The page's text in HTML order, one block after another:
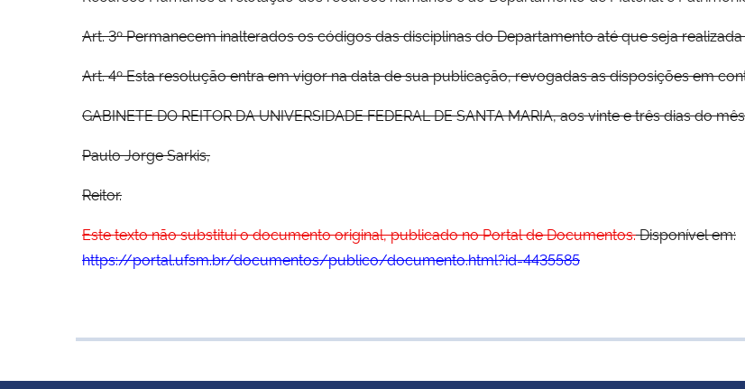
Art. 3º Permanecem inalterados os códigos das disciplinas do Departamento até que seja
Art. 4º Esta resolução entra em vigor na data de sua publicação, revogadas as disposições em
GABINETE DO REITOR DA UNIVERSIDADE FEDERAL DE SANTA MARIA, aos vinte e três dias do
Paulo Jorge Sarkis,
Reitor.
Este texto não substitui o documento original, publicado no Portal de Documentos.Disponível em:
https://portal.ufsm.br/documentos/publico/documento.html?id=4435585